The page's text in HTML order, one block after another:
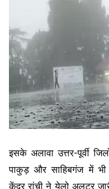
इसके अलावा उत्तर-पूर्वी
पाकुड़ और साहिबगंज में
केंद्र रांची ने येलो अलटर्